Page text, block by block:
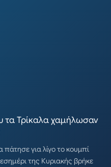
τα Τρίκαλα χαμήλωσαν
πάτησε για λίγο το κουμπί
της Κυριακής βρήκε